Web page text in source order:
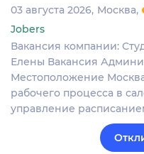
03 августа 2026 Москва
Jobers
Вакансия компании:
Елены Вакансия
Местоположение
рабочего процесса в
управление